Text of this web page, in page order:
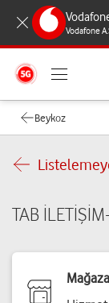
Vodafone
Beykoz
TAB